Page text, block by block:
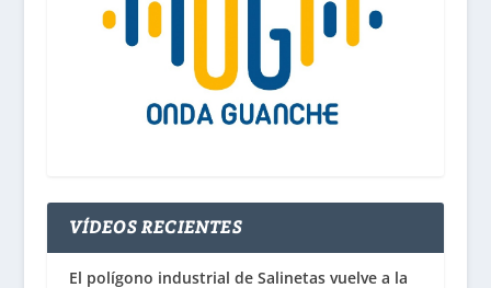
VÍDEOS RECIENTES
El polígono industrial de Salinetas vuelve a la